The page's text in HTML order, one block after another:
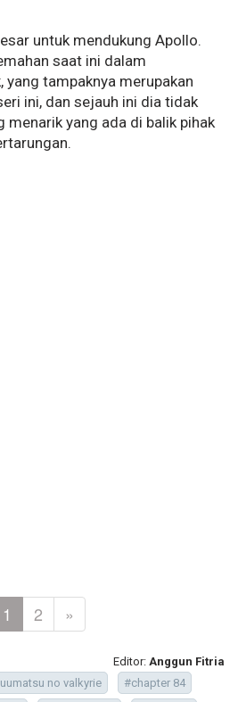
untuk mendukung Apollo.
saat ini dalam
yang tampaknya merupakan
ini, dan sejauh ini dia tidak
menarik yang ada di balik pihak
1 2 »
Editor: Anggun Fitria
no valkyrie
#chapter 84